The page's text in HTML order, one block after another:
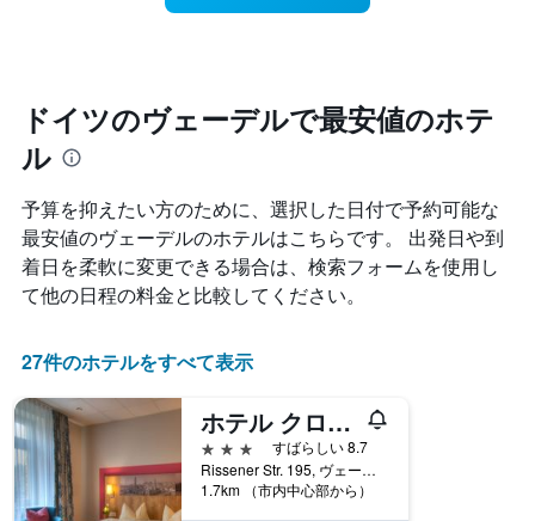
月
表
て
い
ま
す。
表
軸
本
は、
客
室
の
の
客
の
平
均
料
金
を
表
て
い
ま
す
表
の
X
軸
ドイツのヴェーデルで最安値のホテ
ル
予算を抑えたい方のために、選択した日付で予約可能な
最安値のヴェーデルのホテルはこちらです。 出発日や到
着日を柔軟に変更できる場合は、検索フォームを使用し
て他の日程の料金と比較してください。
27件のホテルをすべて表示
ホテル クロイツァー
3つ星
すばらしい 8.7
Rissener Str. 195, ヴェーデル, シュレースヴィヒ＝ホルシュタイン, ドイツ
1.7km （市内中心部から）